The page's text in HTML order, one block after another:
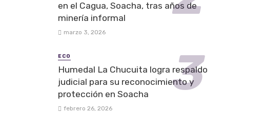
en el Cagua, Soacha, tras años de
minería informal
marzo 3, 2026
ECO
Humedal La Chucuita logra respaldo
judicial para su reconocimiento y
protección en Soacha
febrero 26, 2026